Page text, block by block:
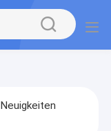
Neuigkeiten